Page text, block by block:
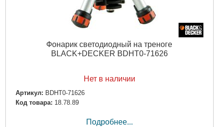
Фонарик светодиодный на треноге
BLACK+DECKER BDHT0-71626
Нет в наличии
Артикул: BDHT0-71626
Код товара: 18.78.89
Подробнее...